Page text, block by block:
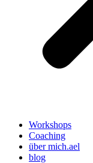
Workshops
Coaching
über mich.ael
blog